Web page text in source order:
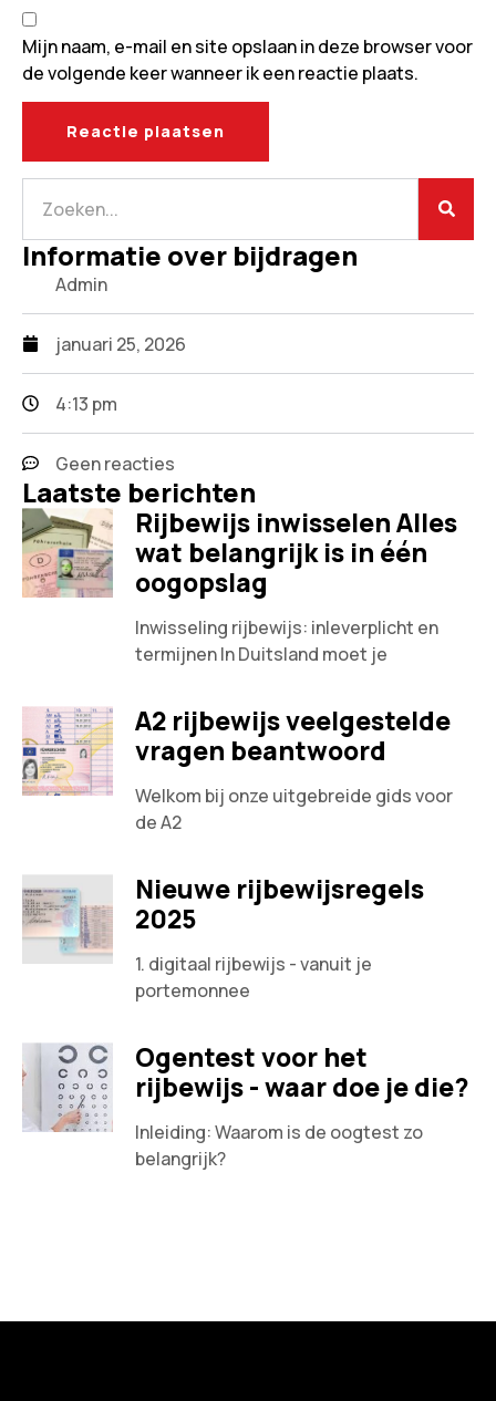
Mijn naam, e-mail en site opslaan in deze browser voor
de volgende keer wanneer ik een reactie plaats.
Informatie over bijdragen
Admin
januari 25, 2026
4:13 pm
Geen reacties
Laatste berichten
Rijbewijs inwisselen Alles
wat belangrijk is in één
oogopslag
Inwisseling rijbewijs: inleverplicht en
termijnen In Duitsland moet je
A2 rijbewijs veelgestelde
vragen beantwoord
Welkom bij onze uitgebreide gids voor
de A2
Nieuwe rijbewijsregels
2025
1. digitaal rijbewijs - vanuit je
portemonnee
Ogentest voor het
rijbewijs - waar doe je die?
Inleiding: Waarom is de oogtest zo
belangrijk?